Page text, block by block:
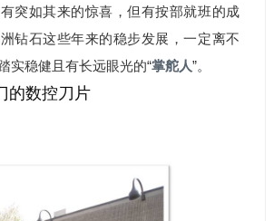
突如其来的惊喜，但有按部就班的成
钻石这些年来的稳步发展，一定离不
实稳健且有长远眼光的“掌舵人”。
的数控刀片